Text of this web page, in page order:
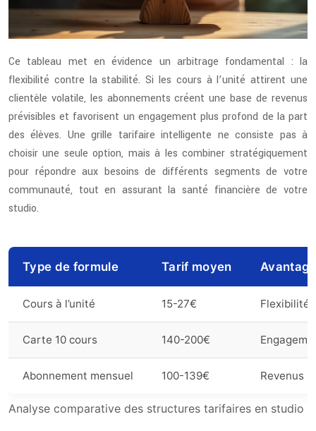
Ce tableau met en évidence un arbitrage fondamental : la
flexibilité contre la stabilité. Si les cours à l’unité attirent une
clientèle volatile, les abonnements créent une base de revenus
prévisibles et favorisent un engagement plus profond de la part
des élèves. Une grille tarifaire intelligente ne consiste pas à
choisir une seule option, mais à les combiner stratégiquement
pour répondre aux besoins de différents segments de votre
communauté, tout en assurant la santé financière de votre
studio.
Analyse comparative des structures tarifaires en studio
Type de formule Tarif moyen
Cours à l’unité 15-27€ Flexibilité
Carte 10 cours 140-200€
Abonnement mensuel 100-139€ Revenus